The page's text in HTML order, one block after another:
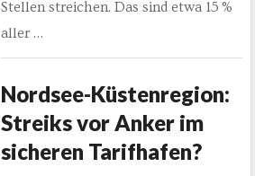
Stellen streichen. Das sind etwa 15 %
aller …
Nordsee-Küstenregion:
Streiks vor Anker im
sicheren Tarifhafen?